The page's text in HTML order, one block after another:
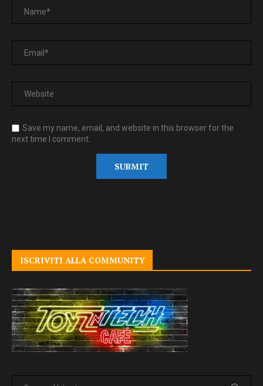
Save my name, email, and website in this browser for the
next time I comment.
ISCRIVITI ALLA COMMUNITY